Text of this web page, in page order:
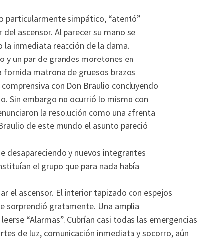
particularmente simpático, “atentó”
ascensor. Al parecer su mano se
inmediata reacción de la dama.
y un par de grandes moretones en
fornida matrona de gruesos brazos
con Don Braulio concluyendo
Sin embargo no ocurrió lo mismo con
la resolución como una afrenta
de este mundo el asunto pareció
desapareciendo y nuevos integrantes
el grupo que para nada había
el ascensor. El interior tapizado con espejos
sorprendió gratamente. Una amplia
“Alarmas”. Cubrían casi todas las emergencias
de luz, comunicación inmediata y socorro, aún